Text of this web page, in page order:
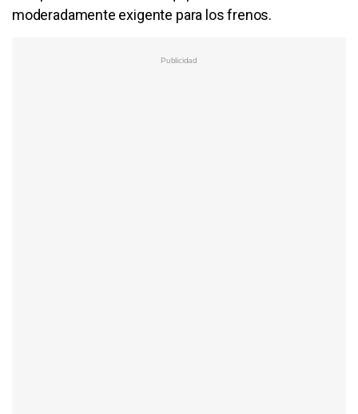
moderadamente exigente para los frenos.